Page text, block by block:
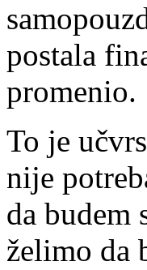
postala
promenio.
To je
nije
da budem
želimo da